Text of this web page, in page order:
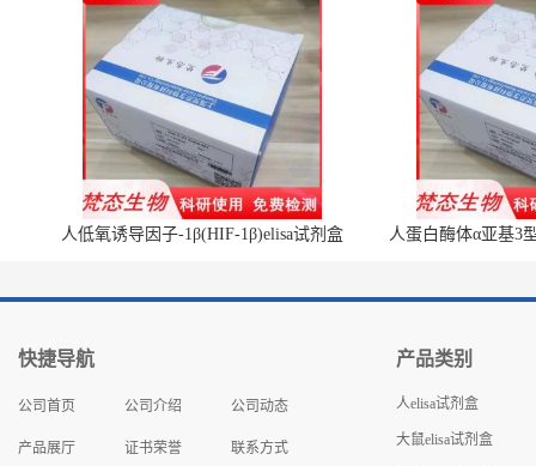
人低氧诱导因子-1β(HIF-1β)elisa试剂盒 人蛋白酶体α亚基3
快捷导航
公司首页 公司介绍 公司动态
产品展厅 证书荣誉 联系方式
产品类别
人elisa试剂盒
大鼠elisa试剂盒